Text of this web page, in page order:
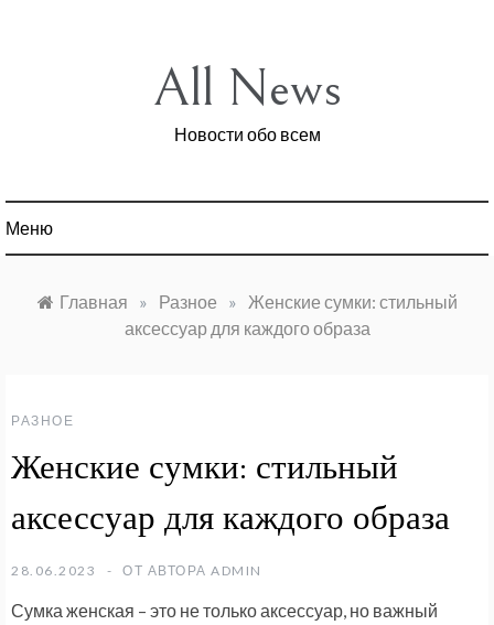
All News
Новости обо всем
Меню
Главная » Разное »
Женские сумки: стильный
аксессуар для каждого образа
РАЗНОЕ
Женские сумки: стильный
аксессуар для каждого образа
28.06.2023 ОТ АВТОРА ADMIN
Сумка женская – это не только аксессуар, но важный